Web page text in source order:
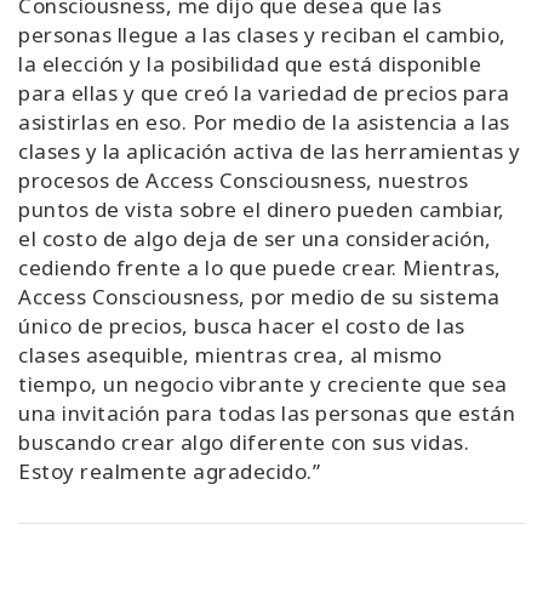
Consciousness, me dijo que desea que las
personas llegue a las clases y reciban el cambio,
la elección y la posibilidad que está disponible
para ellas y que creó la variedad de precios para
asistirlas en eso. Por medio de la asistencia a las
clases y la aplicación activa de las herramientas y
procesos de Access Consciousness, nuestros
puntos de vista sobre el dinero pueden cambiar,
el costo de algo deja de ser una consideración,
cediendo frente a lo que puede crear. Mientras,
Access Consciousness, por medio de su sistema
único de precios, busca hacer el costo de las
clases asequible, mientras crea, al mismo
tiempo, un negocio vibrante y creciente que sea
una invitación para todas las personas que están
buscando crear algo diferente con sus vidas.
Estoy realmente agradecido.”